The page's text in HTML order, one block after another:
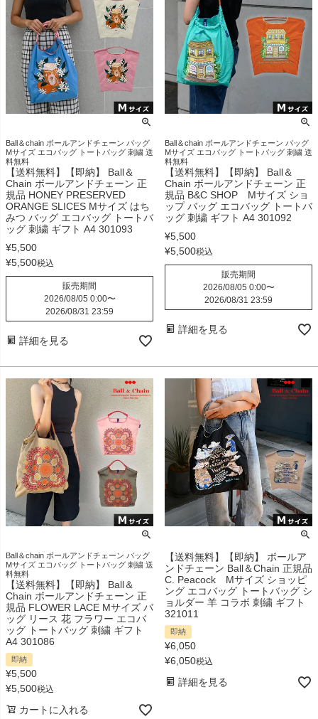
Ball＆chain ボールアンドチェーン バッグ
Mサイズ エコバッグ トートバッグ 刺繍 送
料無料
【送料無料】【即納】 Ball＆
Chain ボールアンドチェーン 正
規品 HONEY PRESERVED
ORANGE SLICES Mサイズ はち
みつ バッグ エコバッグ トートバ
ッグ 刺繍 ギフト A4 301093
¥5,500
¥5,500税込
販売期間
2026/08/05 0:00〜
2026/08/31 23:59
詳細を見る
Ball＆chain ボールアンドチェーン バッグ
Mサイズ エコバッグ トートバッグ 刺繍 送
料無料
【送料無料】【即納】 Ball＆
Chain ボールアンドチェーン 正
規品 B&C SHOP Mサイズ ショ
ップ バッグ エコバッグ トートバ
ッグ 刺繍 ギフト A4 301092
¥5,500
¥5,500税込
販売期間
2026/08/05 0:00〜
2026/08/31 23:59
詳細を見る
Ball＆chain ボールアンドチェーン バッグ
Mサイズ エコバッグ トートバッグ 刺繍 送
料無料
【送料無料】【即納】 Ball＆
Chain ボールアンドチェーン 正
規品 FLOWER LACE Mサイズ バ
ッグ リース 花 フラワー エコバ
ッグ トートバッグ 刺繍 ギフト
A4 301086
即納
¥5,500
¥5,500税込
カートに入れる
【送料無料】【即納】 ボールア
ンドチェーン Ball＆Chain 正規品
C. Peacock Mサイズ ショッピ
ング エコバッグ トートバッグ シ
ョルダー 羊 コラボ 刺繍 ギフト
321011
即納
¥6,050
¥6,050税込
詳細を見る